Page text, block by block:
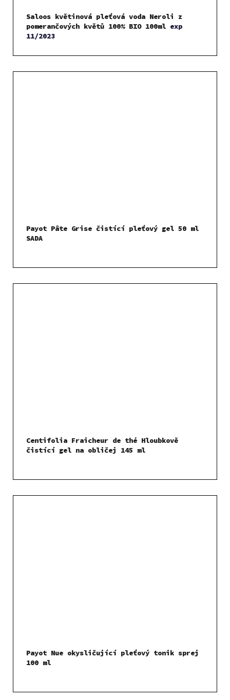
Saloos květinová pleťová voda Neroli z
pomerančových květů 100% BIO 100ml exp
11/2023
Payot Pâte Grise čistící pleťový gel 50 ml
SADA
Centifolia Fraicheur de thé Hloubkově
čistící gel na obličej 145 ml
Payot Nue okysličující pleťový tonik sprej
100 ml